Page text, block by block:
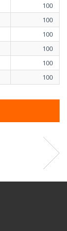
100
100
100
100
100
100